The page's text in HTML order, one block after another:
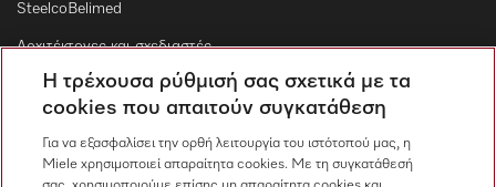
SteelcoBelimed
Αρχιτέκτονες και σχεδιαστές
Για εμπορικούς συνεργάτες
Η τρέχουσα ρύθμισή σας σχετικά με τα
cookies που απαιτούν συγκατάθεση
Για να εξασφαλίσει την ορθή λειτουργία του ιστότοπού μας, η
Miele χρησιμοποιεί απαραίτητα cookies. Με τη συγκατάθεσή